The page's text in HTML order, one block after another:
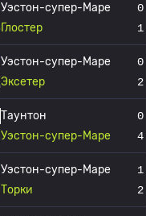
Уэстон-супер-Маре
Глостер
0
1
Уэстон-супер-Маре
Эксетер
0
2
Таунтон
Уэстон-супер-Маре
0
4
Уэстон-супер-Маре
Торки
1
2